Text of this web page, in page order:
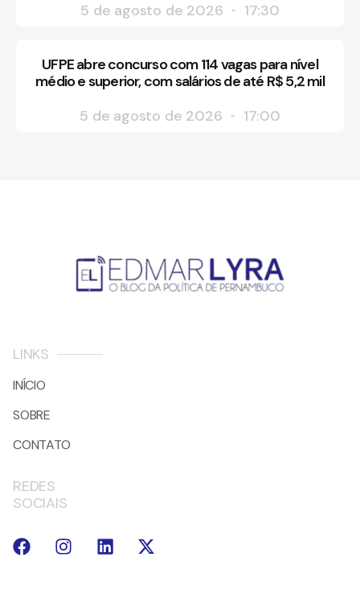
5 de agosto de 2026
17:30
UFPE abre concurso com 114 vagas para nível
médio e superior, com salários de até R$ 5,2 mil
5 de agosto de 2026
17:00
LINKS
INÍCIO
SOBRE
CONTATO
REDES
SOCIAIS